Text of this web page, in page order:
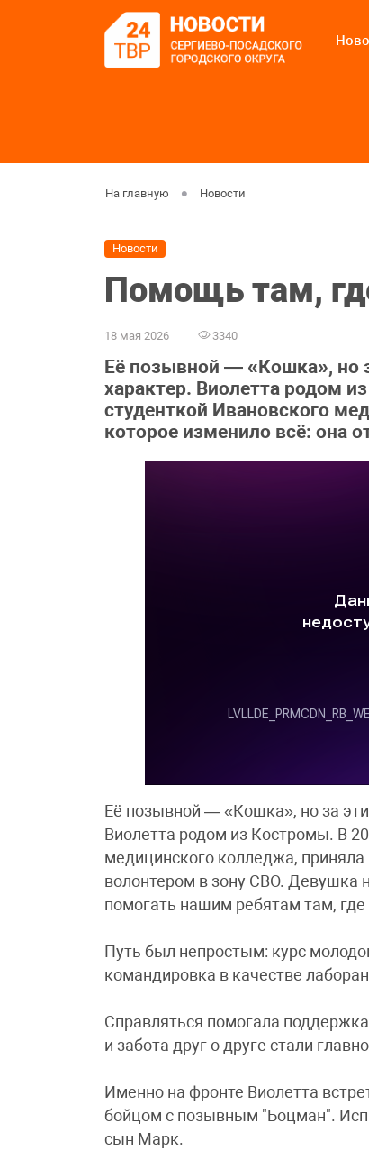
На главную Новости
Новости
Помощь там,
18 мая 2026 3340
Её позывной — «Кошка», но
характер. Виолетта родом
студенткой Ивановского
которое изменило всё: она
Её позывной — «Кошка», но за
Виолетта родом из Костромы. В
медицинского колледжа,
волонтером в зону СВО. Девушка
помогать нашим ребятам там, где
Путь был непростым: курс
командировка в качестве
Справляться помогала
и забота друг о друге стали
Именно на фронте Виолетта
бойцом с позывным "Боцман".
сын Марк.